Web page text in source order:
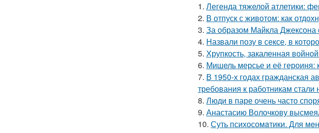
1. Легенда тяжелой атлетики:
2. В отпуск с животом: как
3. За образом Майкла Джексона
4. Назвали позу в сексе, в
5. Хрупкость, закаленная
6. Мишель мерсье и её героиня:
7. В 1950-х годах гражданская
требования к работникам стали
8. Люди в паре очень часто
9. Анастасию Волочкову
10. Суть психосомaтики. Для